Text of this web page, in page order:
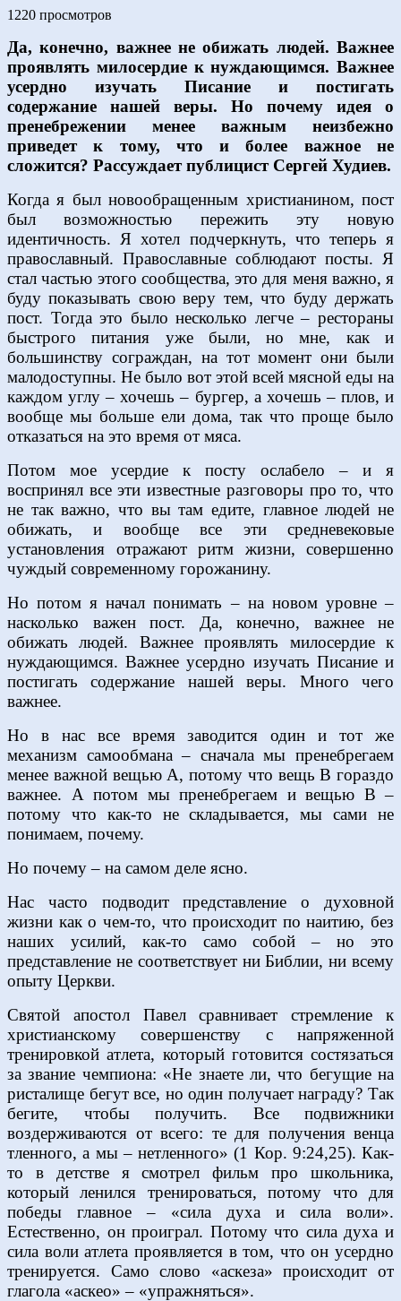
1220 просмотров
Да, конечно, важнее не обижать людей. Важнее
проявлять милосердие к нуждающимся. Важнее
усердно изучать Писание и постигать
содержание нашей веры. Но почему идея о
пренебрежении менее важным неизбежно
приведет к тому, что и более важное не
сложится? Рассуждает публицист Сергей Худиев.
Когда я был новообращенным христианином, пост
был возможностью пережить эту новую
идентичность. Я хотел подчеркнуть, что теперь я
православный. Православные соблюдают посты. Я
стал частью этого сообщества, это для меня важно, я
буду показывать свою веру тем, что буду держать
пост. Тогда это было несколько легче – рестораны
быстрого питания уже были, но мне, как и
большинству сограждан, на тот момент они были
малодоступны. Не было вот этой всей мясной еды на
каждом углу – хочешь – бургер, а хочешь – плов, и
вообще мы больше ели дома, так что проще было
отказаться на это время от мяса.
Потом мое усердие к посту ослабело – и я
воспринял все эти известные разговоры про то, что
не так важно, что вы там едите, главное людей не
обижать, и вообще все эти средневековые
установления отражают ритм жизни, совершенно
чуждый современному горожанину.
Но потом я начал понимать – на новом уровне –
насколько важен пост. Да, конечно, важнее не
обижать людей. Важнее проявлять милосердие к
нуждающимся. Важнее усердно изучать Писание и
постигать содержание нашей веры. Много чего
важнее.
Но в нас все время заводится один и тот же
механизм самообмана – сначала мы пренебрегаем
менее важной вещью А, потому что вещь В гораздо
важнее. А потом мы пренебрегаем и вещью В –
потому что как-то не складывается, мы сами не
понимаем, почему.
Но почему – на самом деле ясно.
Нас часто подводит представление о духовной
жизни как о чем-то, что происходит по наитию, без
наших усилий, как-то само собой – но это
представление не соответствует ни Библии, ни всему
опыту Церкви.
Святой апостол Павел сравнивает стремление к
христианскому совершенству с напряженной
тренировкой атлета, который готовится состязаться
за звание чемпиона: «Не знаете ли, что бегущие на
ристалище бегут все, но один получает награду? Так
бегите, чтобы получить. Все подвижники
воздерживаются от всего: те для получения венца
тленного, а мы – нетленного» (1 Кор. 9:24,25). Как-
то в детстве я смотрел фильм про школьника,
который ленился тренироваться, потому что для
победы главное – «сила духа и сила воли».
Естественно, он проиграл. Потому что сила духа и
сила воли атлета проявляется в том, что он усердно
тренируется. Само слово «аскеза» происходит от
глагола «аскео» – «упражняться».